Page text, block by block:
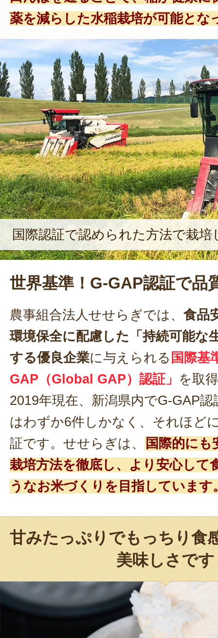
薬を減らした水稲栽培が可能とな
国際認証で認められた方法で栽培
世界基準！G-GAP認証で品
農事組合法人せせらぎでは、 食品
環境保全に配慮した「持続可能な
する優良企業に与えられる 国際基
GAP（Global GAP）認証」 を取
2019年現在、新潟県内でG-GAP
はわずか6件しかなく、それほど
証です。せせらぎは、
国際的に
栽培方法を徹底し、より安心して
うなお米づくりを目指しています
甘みたっぷりでもっちり食
美味しさです